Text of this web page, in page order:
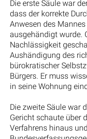
Die erste Säule war
dass der korrekte
Anwesen des
ausgehändigt wurde.
Nachlässigkeit
Aushändigung des
bürokratischer
Bürgers. Er muss
in seine Wohnung
Die zweite Säule war
Gericht schaute über
Verfahrens hinaus